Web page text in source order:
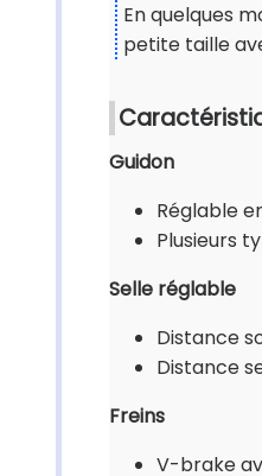
En quelques
petite taille
Guidon
Réglable
Plusieurs
Selle réglable
Distance
Distance
Freins
V-brake